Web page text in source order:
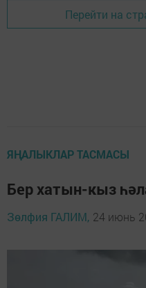
Перейти на
ЯҢАЛЫКЛАР ТАСМАСЫ
Бер хатын-кыз
Зөлфия ГАЛИМ, 24 июнь